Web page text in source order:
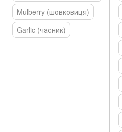
Mulberry (шовковиця)
Garlic (часник)